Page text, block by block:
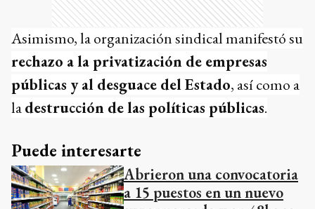
Asimismo, la organización sindical manifestó su
rechazo a la privatización de empresas
públicas y al desguace del Estado, así como a
ladestrucción de las políticas públicas.
Puede interesarte
Abrieron una convocatoria
a 15 puestos en un nuevo